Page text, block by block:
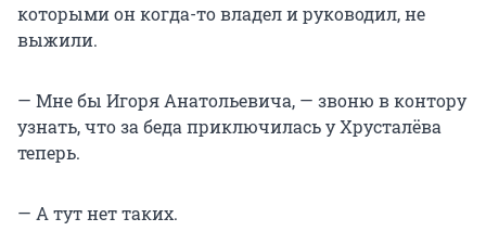
которыми он когда-то владел и руководил, не
выжили.
— Мне бы Игоря Анатольевича, — звоню в контору
узнать, что за беда приключилась у Хрусталёва
теперь.
— А тут нет таких.